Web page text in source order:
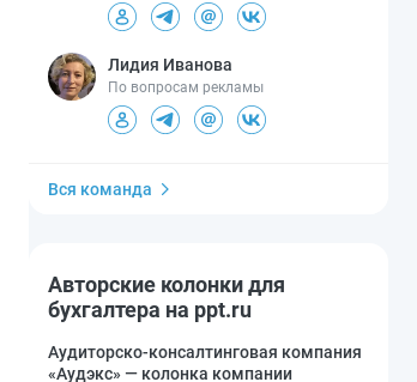
Лидия Иванова
По вопросам рекламы
Вся команда
Авторские колонки для
бухгалтера на ppt.ru
Аудиторско-консалтинговая компания
«Аудэкс» — колонка компании